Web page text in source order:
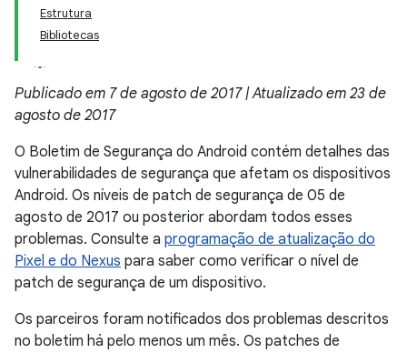
Estrutura
Bibliotecas
Publicado em 7 de agosto de 2017 | Atualizado em 23 de
agosto de 2017
O Boletim de Segurança do Android contém detalhes das
vulnerabilidades de segurança que afetam os dispositivos
Android. Os níveis de patch de segurança de 05 de
agosto de 2017 ou posterior abordam todos esses
problemas. Consulte a programação de atualização do
Pixel e do Nexus para saber como verificar o nível de
patch de segurança de um dispositivo.
Os parceiros foram notificados dos problemas descritos
no boletim há pelo menos um mês. Os patches de